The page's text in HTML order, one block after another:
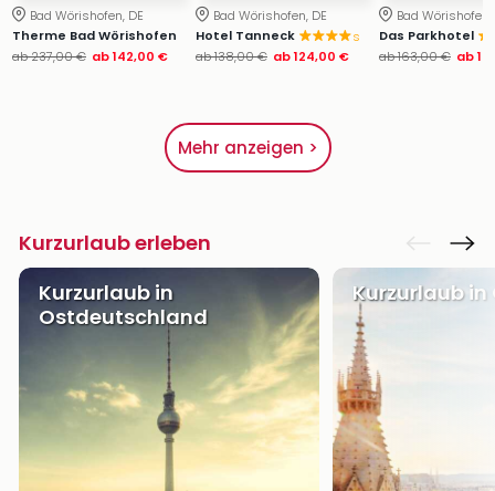
Bad Wörishofen, DE
Therme Bad Wörishofen
ab237,00 € ab142,00 €
Bad Wörishofen, DE
Hotel Tanneck
s
ab138,00 € ab124,00 €
Bad Wörishofen,
Das Parkhotel
ab163,00 € ab
Mehr anzeigen >
Kurzurlaub erleben
Kurzurlaub in
Ostdeutschland
Kurzurlaub in